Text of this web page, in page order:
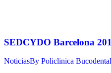
SEDCYDO Barcelona
NoticiasBy Policlinica Bucodental